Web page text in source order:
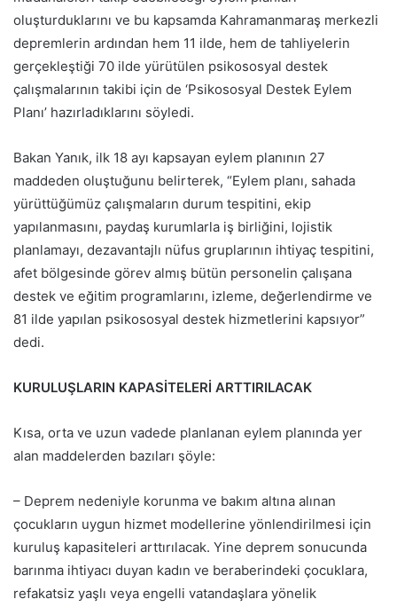
oluşturduklarını ve bu kapsamda Kahramanmaraş merkezli
depremlerin ardından hem 11 ilde, hem de tahliyelerin
gerçekleştiği 70 ilde yürütülen psikososyal destek
çalışmalarının takibi için de ‘Psikososyal Destek Eylem
Planı’ hazırladıklarını söyledi.
Bakan Yanık, ilk 18 ayı kapsayan eylem planının 27
maddeden oluştuğunu belirterek, “Eylem planı, sahada
yürüttüğümüz çalışmaların durum tespitini, ekip
yapılanmasını, paydaş kurumlarla iş birliğini, lojistik
planlamayı, dezavantajlı nüfus gruplarının ihtiyaç tespitini,
afet bölgesinde görev almış bütün personelin çalışana
destek ve eğitim programlarını, izleme, değerlendirme ve
81 ilde yapılan psikososyal destek hizmetlerini kapsıyor”
dedi.
KURULUŞLARIN KAPASİTELERİ ARTTIRILACAK
Kısa, orta ve uzun vadede planlanan eylem planında yer
alan maddelerden bazıları şöyle:
– Deprem nedeniyle korunma ve bakım altına alınan
çocukların uygun hizmet modellerine yönlendirilmesi için
kuruluş kapasiteleri arttırılacak. Yine deprem sonucunda
barınma ihtiyacı duyan kadın ve beraberindeki çocuklara,
refakatsiz yaşlı veya engelli vatandaşlara yönelik